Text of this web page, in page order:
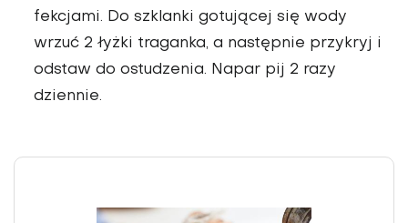
fekcjami. Do szklanki gotującej się wody
wrzuć 2 łyżki traganka, a na­stępnie przykryj i
odstaw do ostudzenia. Napar pij 2 razy
dziennie.